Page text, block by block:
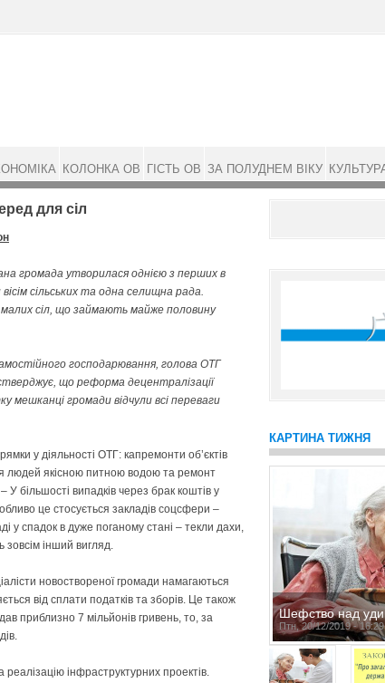
для сіл
громада утворилася однією з перших в
вісім сільських та одна селищна рада.
сіл, що займають майже половину
господарювання, голова ОТГ
що реформа децентралізації
мешканці громади відчули всі переваги
у діяльності ОТГ: капремонти об’єктів
людей якісною питною водою та ремонт
більшості випадків через брак коштів у
це стосується закладів соцсфери –
у спадок в дуже поганому стані – текли дахи,
зовсім інший вигляд.
новоствореної громади намагаються
від сплати податків та зборів. Це також
приблизно 7 мільйонів гривень, то, за
інфраструктурних проектів.
КАРТИНА ТИЖНЯ
Шефство над
Птн, 20/12/2019 - 16:29
КОЛОНКА ОВ ГІСТЬ ОВ ЗА ПОЛУДНЕМ ВІКУ